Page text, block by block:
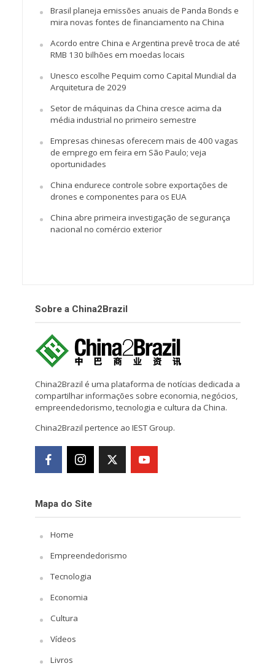
Brasil planeja emissões anuais de Panda Bonds e
mira novas fontes de financiamento na China
Acordo entre China e Argentina prevê troca de até
RMB 130 bilhões em moedas locais
Unesco escolhe Pequim como Capital Mundial da
Arquitetura de 2029
Setor de máquinas da China cresce acima da
média industrial no primeiro semestre
Empresas chinesas oferecem mais de 400 vagas
de emprego em feira em São Paulo; veja
oportunidades
China endurece controle sobre exportações de
drones e componentes para os EUA
China abre primeira investigação de segurança
nacional no comércio exterior
Sobre a China2Brazil
China2Brazil é uma plataforma de notícias dedicada a
compartilhar informações sobre economia, negócios,
empreendedorismo, tecnologia e cultura da China.
China2Brazil pertence ao IEST Group.
Mapa do Site
Home
Empreendedorismo
Tecnologia
Economia
Cultura
Vídeos
Livros